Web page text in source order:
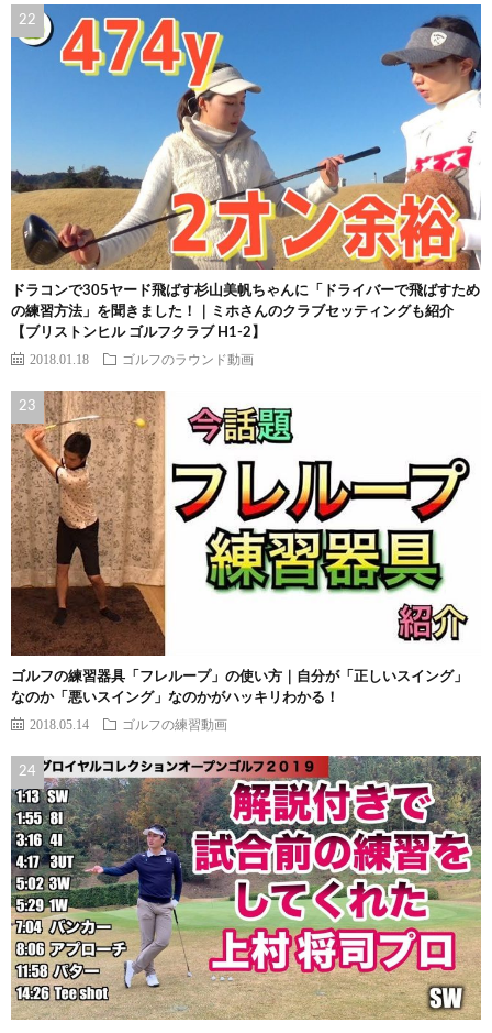
ドラコンで305ヤード飛ばす杉山美帆ちゃんに「ドライバーで飛ばすため
の練習方法」を聞きました！｜ミホさんのクラブセッティングも紹介
【ブリストンヒル ゴルフクラブ H1-2】
2018.01.18 ゴルフのラウンド動画
ゴルフの練習器具「フレループ」の使い方｜自分が「正しいスイング」
なのか「悪いスイング」なのかがハッキリわかる！
2018.05.14 ゴルフの練習動画